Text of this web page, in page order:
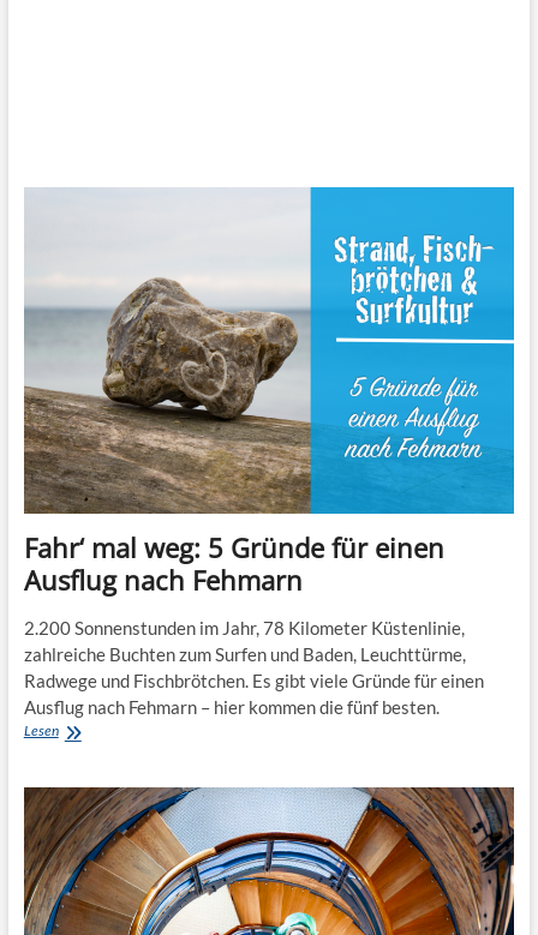
Fahr‘ mal weg: 5 Gründe für einen
Ausflug nach Fehmarn
2.200 Sonnenstunden im Jahr, 78 Kilometer Küstenlinie,
zahlreiche Buchten zum Surfen und Baden, Leuchttürme,
Radwege und Fischbrötchen. Es gibt viele Gründe für einen
Ausflug nach Fehmarn – hier kommen die fünf besten.
LesenFahr‘
5
Gründe
für
einen
Ausflug
nach
Fehmarn